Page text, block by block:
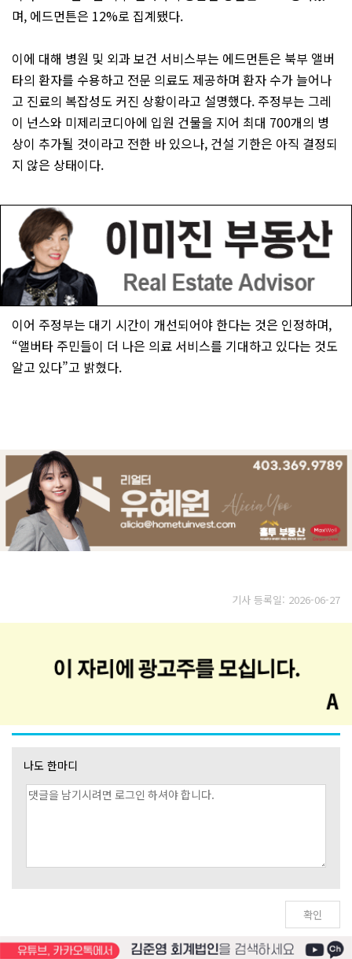
며, 에드먼튼은 12%로 집계됐다.
이에 대해 병원 및 외과 보건 서비스부는 에드먼튼은 북부 앨버
타의 환자를 수용하고 전문 의료도 제공하며 환자 수가 늘어나
고 진료의 복잡성도 커진 상황이라고 설명했다. 주정부는 그레
이 넌스와 미제리코디아에 입원 건물을 지어 최대 700개의 병
상이 추가될 것이라고 전한 바 있으나, 건설 기한은 아직 결정되
지 않은 상태이다.
이어 주정부는 대기 시간이 개선되어야 한다는 것은 인정하며,
“앨버타 주민들이 더 나은 의료 서비스를 기대하고 있다는 것도
알고 있다”고 밝혔다.
기사 등록일: 2026-06-27
나도 한마디